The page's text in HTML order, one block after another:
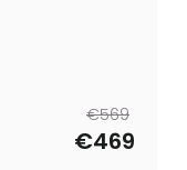
Parastā
cena
€569
Pārdošanas
cena€469